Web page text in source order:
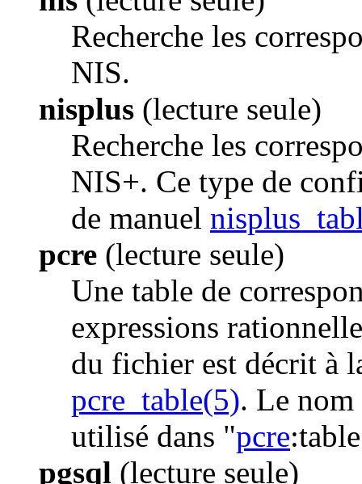
Recherche les
NIS.
nisplus (lecture seule)
Recherche les
NIS+. Ce type de
de manuel
pcre (lecture seule)
Une table de
expressions
du fichier est décrit à
pcre_table(5). Le nom
utilisé dans "pcre
pgsql (lecture seule)